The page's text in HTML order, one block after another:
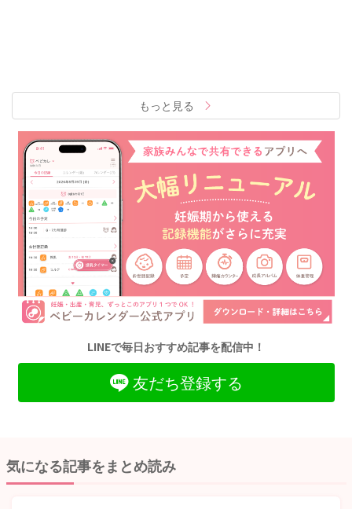
もっと見る
LINEで毎日おすすめ記事を配信中！
友だち登録する
気になる記事をまとめ読み